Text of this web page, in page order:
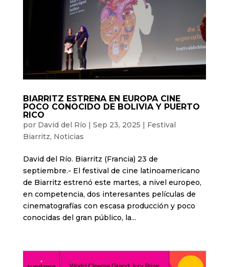
BIARRITZ ESTRENA EN EUROPA CINE
POCO CONOCIDO DE BOLIVIA Y PUERTO
RICO
por David del Río | Sep 23, 2025 | Festival
Biarritz, Noticias
David del Río. Biarritz (Francia) 23 de
septiembre.- El festival de cine latinoamericano
de Biarritz estrenó este martes, a nivel europeo,
en competencia, dos interesantes películas de
cinematografías con escasa producción y poco
conocidas del gran público, la...